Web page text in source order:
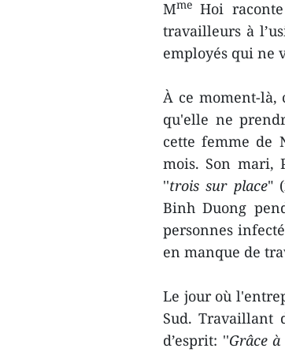
Mme Hoi
travailleurs à
employés qui ne
À ce moment-là,
qu'elle ne
cette femme de
mois. Son mari,
''trois sur place"
Binh Duong
personnes
en manque de
Le jour où
Sud. Travaillant
d’esprit: ''Grâce